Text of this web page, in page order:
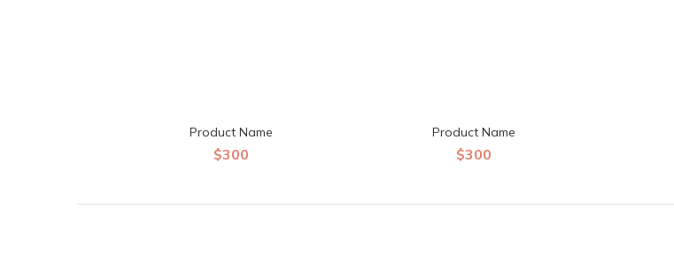
Product Name
$300
Product Name
$300